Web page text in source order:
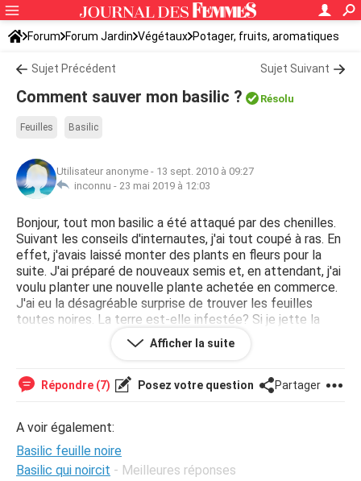
Forum Forum Jardin Végétaux Potager, fruits, aromatiques
Sujet Précédent Sujet Suivant
Comment sauver mon basilic ? Résolu
Feuilles Basilic
Utilisateur anonyme - 13 sept. 2010 à 09:27
inconnu - 23 mai 2019 à 12:03
Bonjour, tout mon basilic a été attaqué par des chenilles.
Suivant les conseils d'internautes, j'ai tout coupé à ras. En
effet, j'avais laissé monter des plants en fleurs pour la
suite. J'ai préparé de nouveaux semis et, en attendant, j'ai
voulu planter une nouvelle plante achetée en commerce.
J'ai eu la désagréable surprise de trouver les feuilles
toutes noires. La terre est-elle infestée? Si je jette la
terre, je perds les graines semées par les fleurs... Que faire
? Merci d'avance de votre aide.
Afficher la suite
Répondre (7) Posez votre question Partager
A voir également:
Basilic feuille noire
Basilic qui noircit - Meilleures réponses